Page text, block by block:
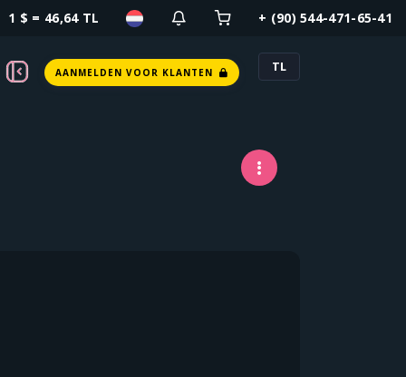
1 $ = 46,64 TL + (90) 544-471-65-41
AANMELDEN VOOR KLANTEN TL